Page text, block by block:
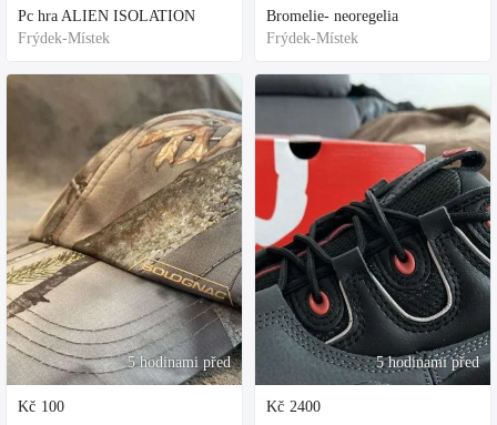
Pc hra ALIEN ISOLATION
Frýdek-Místek
5 hodinami před
Kč 100
Bromelie- neoregelia
Frýdek-Místek
5 hodinami před
Kč 2400